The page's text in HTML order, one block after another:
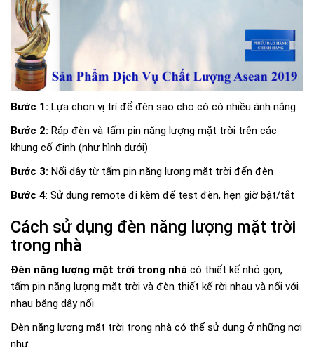
Bước 1: Lựa chọn vị trí để đèn sao cho có có nhiều ánh nắng
Bước 2: Ráp đèn và tấm pin năng lượng mặt trời trên các
khung cố định (như hình dưới)
Bước 3: Nối dây từ tấm pin năng lượng mặt trời đến đèn
Bước 4: Sử dụng remote đi kèm để test đèn, hẹn giờ bật/tắt
Cách sử dụng đèn năng lượng mặt trời
trong nhà
Đèn năng lượng mặt trời trong nhà có thiết kế nhỏ gọn,
tấm pin năng lượng mặt trời và đèn thiết kế rời nhau và nối với
nhau bằng dây nối
Đèn năng lượng mặt trời trong nhà có thể sử dụng ở những nơi